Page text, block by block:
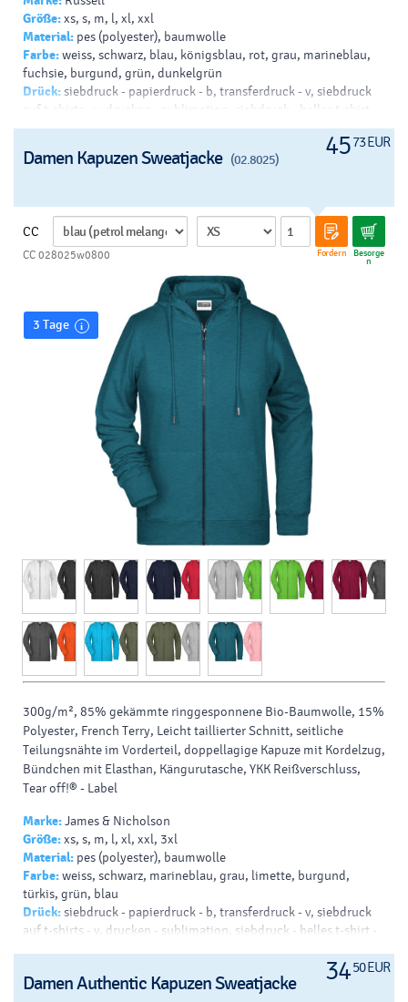
Größe:xs, s, m, l, xl, xxl
Material: pes (polyester), baumwolle
Farbe:weiss, schwarz, blau, königsblau, rot, grau, marineblau,
fuchsie, burgund, grün, dunkelgrün
Drück: siebdruck - papierdruck - b, transferdruck - v, siebdruck
auf t-shirts - v, drucken - sublimation, siebdruck - helles t-shirt -
b, siebdruck - dunkles t-shirt - b
4573 EUR
Damen Kapuzen Sweatjacke (02.8025)
CC
Fordern Besorge
n
CC 028025w0800
3 Tage
300g/m², 85% gekämmte ringgesponnene Bio-Baumwolle, 15%
Polyester, French Terry, Leicht taillierter Schnitt, seitliche
Teilungsnähte im Vorderteil, doppellagige Kapuze mit Kordelzug,
Bündchen mit Elasthan, Kängurutasche, YKK Reißverschluss,
Tear off!® - Label
Marke:James & Nicholson
Größe:xs, s, m, l, xl, xxl, 3xl
Material: pes (polyester), baumwolle
Farbe:weiss, schwarz, marineblau, grau, limette, burgund,
türkis, grün, blau
Drück:siebdruck - papierdruck - b, transferdruck - v, siebdruck
auf t-shirts - v, drucken - sublimation, siebdruck - helles t-shirt -
3450 EUR
Damen Authentic Kapuzen Sweatjacke